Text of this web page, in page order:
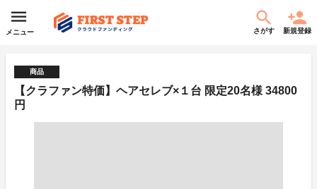
メニュー さがす 新規登録
商品
【クラファン特価】ヘアセレブ×１台 限定20名様 34800
円